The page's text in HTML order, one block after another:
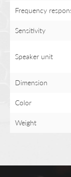
Frequency
Sensitivity
Speaker unit
Dimension
Color
Weight